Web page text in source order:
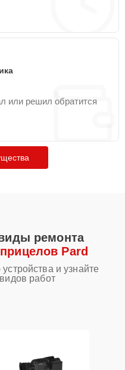
или решил обратится
ремонта
Pard
и узнайте
работ